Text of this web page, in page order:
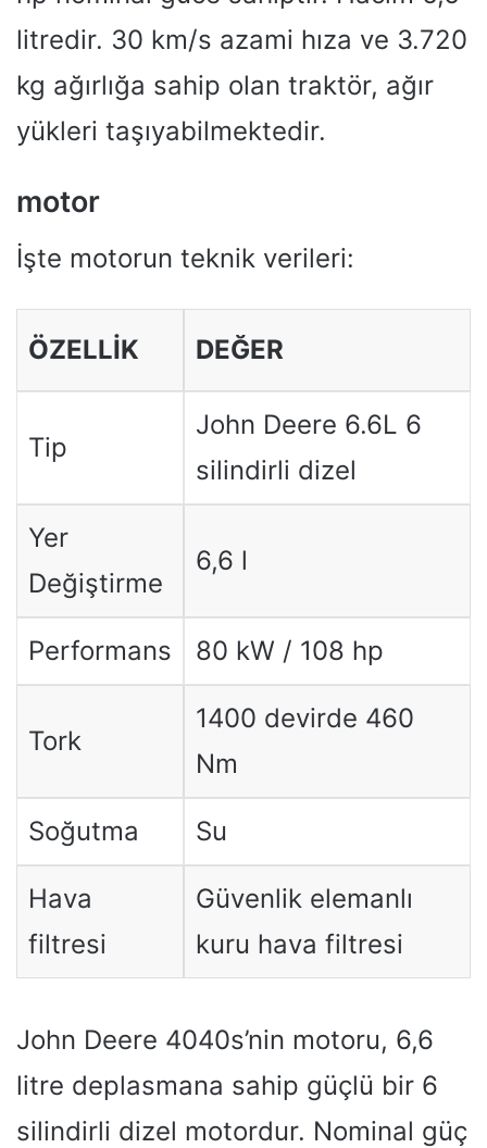
litredir. 30 km/s azami hıza ve 3.720
kg ağırlığa sahip olan traktör, ağır
yükleri taşıyabilmektedir.
motor
İşte motorun teknik verileri:
ÖZELLIK DEĞER
Tip
John Deere 6.6L 6
silindirli dizel
Yer
Değiştirme
6,6 l
Performans 80 kW / 108 hp
Tork
1400 devirde 460
Nm
Soğutma Su
Hava
filtresi
Güvenlik elemanlı
kuru hava filtresi
John Deere 4040s’nin motoru, 6,6
litre deplasmana sahip güçlü bir 6
silindirli dizel motordur. Nominal güç